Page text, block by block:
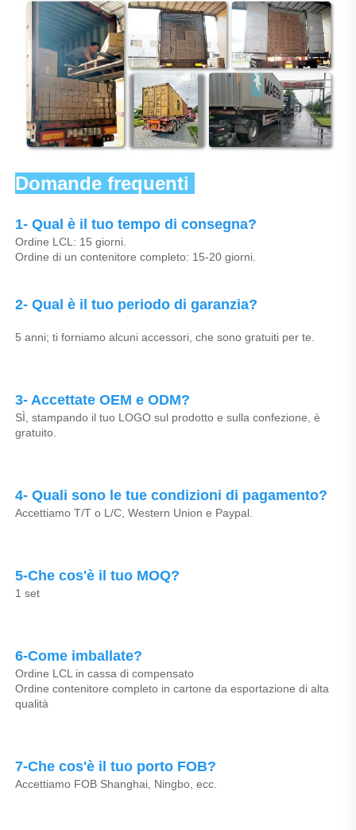
Domande frequenti
1- Qual è il tuo tempo di consegna?
Ordine LCL: 15 giorni.
Ordine di un contenitore completo: 15-20 giorni.
2- Qual è il tuo periodo di garanzia?
5 anni; ti forniamo alcuni accessori, che sono gratuiti per te.
3- Accettate OEM e ODM?
SÌ, stampando il tuo LOGO sul prodotto e sulla confezione, è
gratuito.
4- Quali sono le tue condizioni di pagamento?
Accettiamo T/T o L/C, Western Union e Paypal.
5-Che cos'è il tuo MOQ?
1 set
6-Come imballate?
Ordine LCL in cassa di compensato
Ordine contenitore completo in cartone da esportazione di alta
qualità
7-Che cos'è il tuo porto FOB?
Accettiamo FOB Shanghai, Ningbo, ecc.